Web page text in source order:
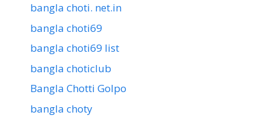
bangla choti. net.in
bangla choti69
bangla choti69 list
bangla choticlub
Bangla Chotti Golpo
bangla choty